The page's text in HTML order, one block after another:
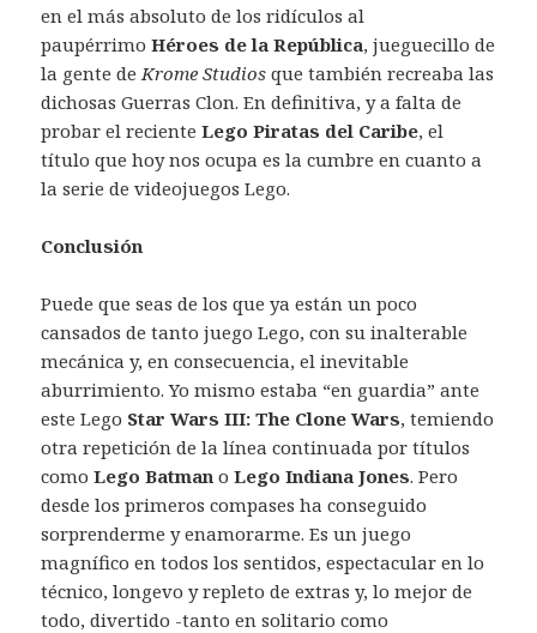
en el más absoluto de los ridículos al
paupérrimoHéroes de la República, jueguecillo de
la gente de Krome Studios que también recreaba las
dichosas Guerras Clon. En definitiva, y a falta de
probar el recienteLego Piratas del Caribe, el
título que hoy nos ocupa es la cumbre en cuanto a
la serie de videojuegos Lego.
Conclusión
Puede que seas de los que ya están un poco
cansados de tanto juego Lego, con su inalterable
mecánica y, en consecuencia, el inevitable
aburrimiento. Yo mismo estaba “en guardia” ante
este Lego Star Wars III: The Clone Wars, temiendo
otra repetición de la línea continuada por títulos
comoLego Batman oLego Indiana Jones. Pero
desde los primeros compases ha conseguido
sorprenderme y enamorarme. Es un juego
magnífico en todos los sentidos, espectacular en lo
técnico, longevo y repleto de extras y, lo mejor de
todo, divertido -tanto en solitario como